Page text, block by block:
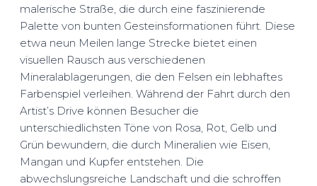
malerische Straße, die durch eine faszinierende
Palette von bunten Gesteinsformationen führt. Diese
etwa neun Meilen lange Strecke bietet einen
visuellen Rausch aus verschiedenen
Mineralablagerungen, die den Felsen ein lebhaftes
Farbenspiel verleihen. Während der Fahrt durch den
Artist’s Drive können Besucher die
unterschiedlichsten Töne von Rosa, Rot, Gelb und
Grün bewundern, die durch Mineralien wie Eisen,
Mangan und Kupfer entstehen. Die
abwechslungsreiche Landschaft und die schroffen